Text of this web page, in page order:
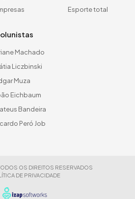
Esporte total
Machado
Liczbinski
Muza
Eichbaum
Bandeira
Peró Job
OS DIREITOS RESERVADOS
DE PRIVACIDADE